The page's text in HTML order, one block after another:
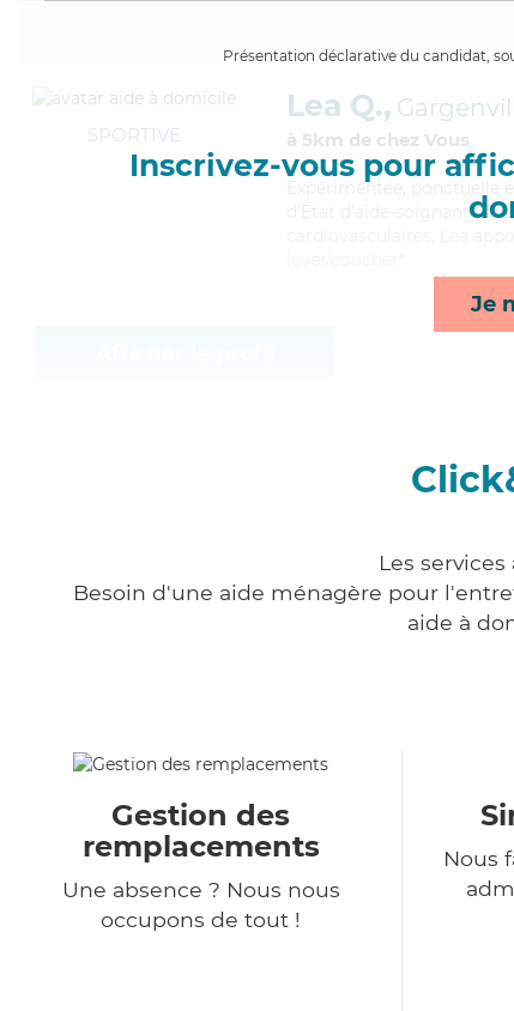
Présentation déclarative du candidat,
Inscrivez-vous pour
Je
SPORTIVE
Lea Q.,
à 5km de chez Vous
Expérimentée
, ponctuelle
d'Etat d'aide-soignant
Les
Besoin d'une aide ménagère pour
aide à
Gestion des
remplacements
Une absence ? Nous nous
occupons de tout !
Nous